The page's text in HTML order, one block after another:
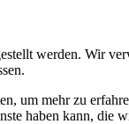
werden. Wir
um mehr zu
haben kann, die